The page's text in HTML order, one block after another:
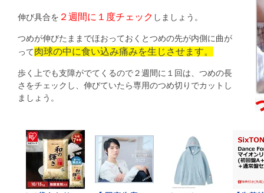
伸び具合を ２週間に１度チェック しましょう。
つめが伸びたままでほおっておくとつめの先が内側に曲が
って肉球の中に食い込み痛みを生じさせます。
歩く上でも支障がでてくるので２週間に１回は、つめの長
さをチェックし、伸びていたら専用のつめ切りでカットし
ましょう。